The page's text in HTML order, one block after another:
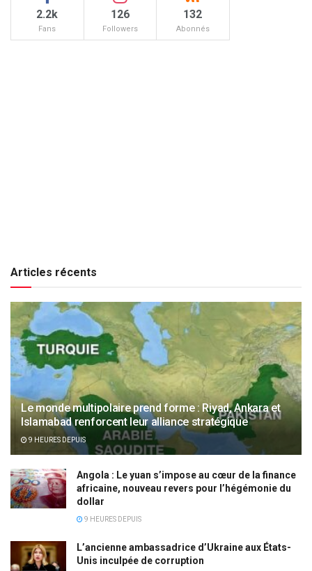
2.2k
Fans
126
Followers
132
Abonnés
Articles récents
Le monde multipolaire prend forme : Riyad, Ankara et
Islamabad renforcent leur alliance stratégique
9 HEURES DEPUIS
Angola : Le yuan s’impose au cœur de la finance
africaine, nouveau revers pour l’hégémonie du
dollar
9 HEURES DEPUIS
L’ancienne ambassadrice d’Ukraine aux États-
Unis inculpée de corruption